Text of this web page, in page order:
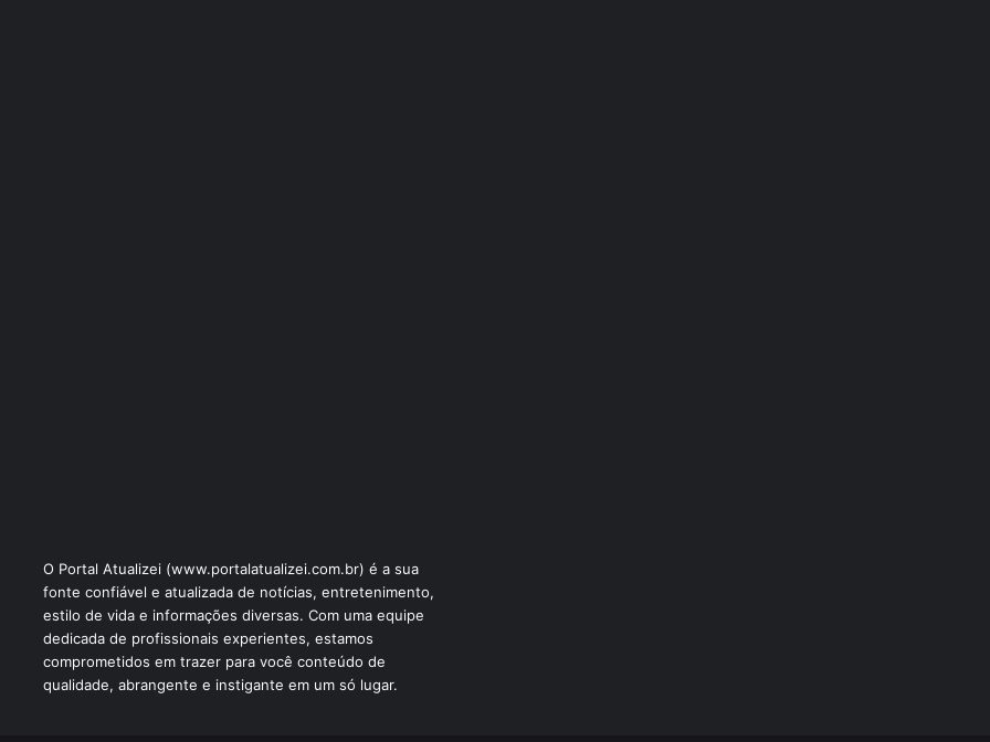
O Portal Atualizei (www.portalatualizei.com.br) é a sua
fonte confiável e atualizada de notícias, entretenimento,
estilo de vida e informações diversas. Com uma equipe
dedicada de profissionais experientes, estamos
comprometidos em trazer para você conteúdo de
qualidade, abrangente e instigante em um só lugar.